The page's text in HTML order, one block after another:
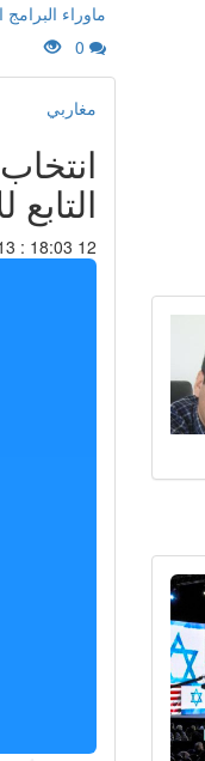
ماوراء
مغاربي
12 Nov 2013 : 18:03